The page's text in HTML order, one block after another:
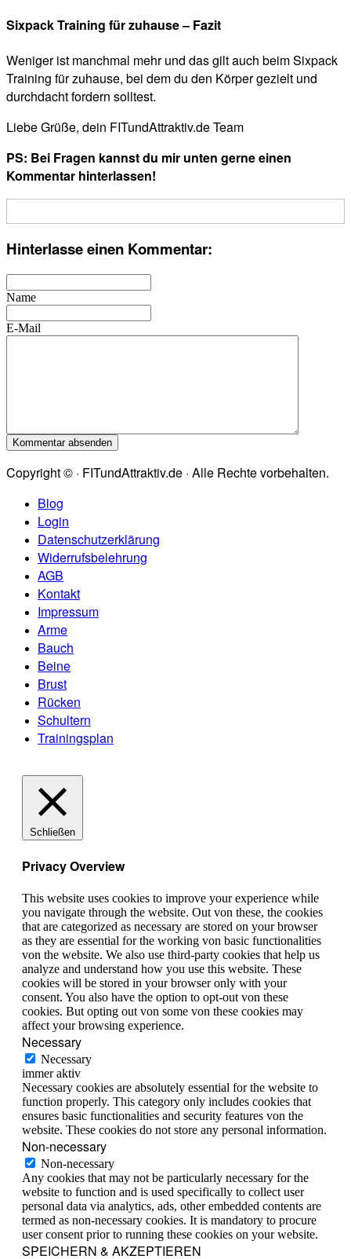
Sixpack Training für zuhause – Fazit
Weniger ist manchmal mehr und das gilt auch beim Sixpack
Training für zuhause, bei dem du den Körper gezielt und
durchdacht fordern solltest.
Liebe Grüße, dein FITundAttraktiv.de Team
PS: Bei Fragen kannst du mir unten gerne einen
Kommentar hinterlassen!
Hinterlasse einen Kommentar:
Name
E-Mail
Copyright © · FITundAttraktiv.de · Alle Rechte vorbehalten.
Blog
Login
Datenschutzerklärung
Widerrufsbelehrung
AGB
Kontakt
Impressum
Arme
Bauch
Beine
Brust
Rücken
Schultern
Trainingsplan
Schließen
Privacy Overview
This website uses cookies to improve your experience while
you navigate through the website. Out von these, the cookies
that are categorized as necessary are stored on your browser
as they are essential for the working von basic functionalities
von the website. We also use third-party cookies that help us
analyze and understand how you use this website. These
cookies will be stored in your browser only with your
consent. You also have the option to opt-out von these
cookies. But opting out von some von these cookies may
affect your browsing experience.
Necessary
Necessary
immer aktiv
Necessary cookies are absolutely essential for the website to
function properly. This category only includes cookies that
ensures basic functionalities and security features von the
website. These cookies do not store any personal information.
Non-necessary
Non-necessary
Any cookies that may not be particularly necessary for the
website to function and is used specifically to collect user
personal data via analytics, ads, other embedded contents are
termed as non-necessary cookies. It is mandatory to procure
user consent prior to running these cookies on your website.
SPEICHERN & AKZEPTIEREN